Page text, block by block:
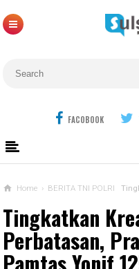
FACOBOOK
Home › BERITA TNI POLRI
Tingkatkan
Perbatasan,